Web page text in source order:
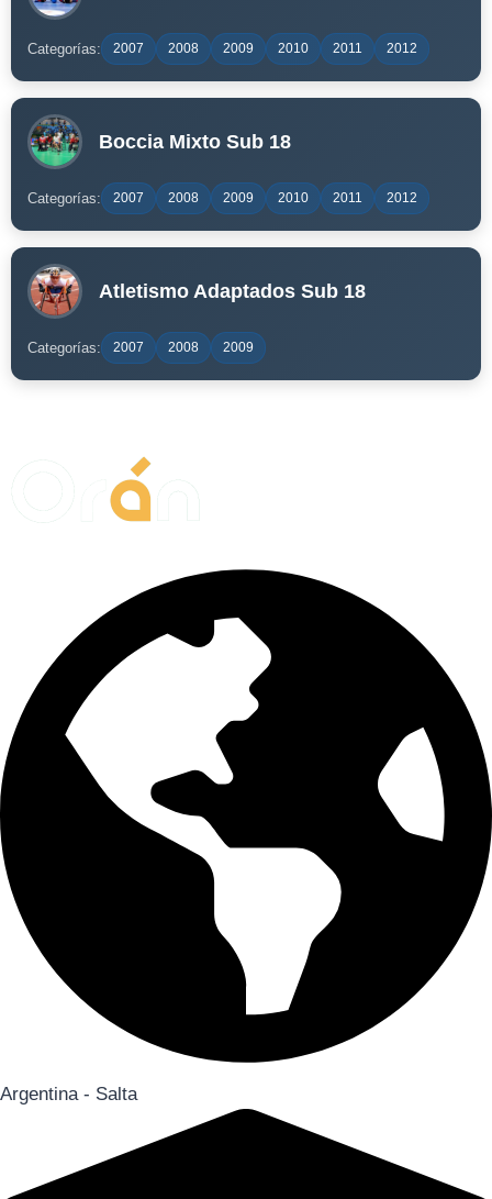
Categorías: 2007 2008 2009 2010 2011 2012
Boccia Mixto Sub 18
Categorías: 2007 2008 2009 2010 2011 2012
Atletismo Adaptados Sub 18
Categorías: 2007 2008 2009
Argentina - Salta